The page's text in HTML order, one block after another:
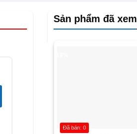
Sản phẩm đã xem
Đã bán: 0